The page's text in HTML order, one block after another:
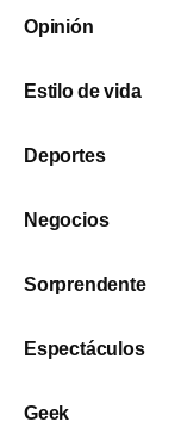
Opinión
Estilo de vida
Deportes
Negocios
Sorprendente
Espectáculos
Geek